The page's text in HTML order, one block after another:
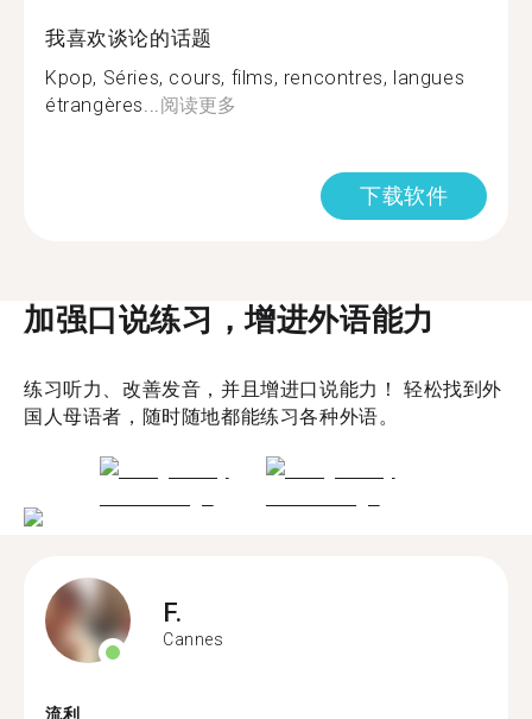
我喜欢谈论的话题
Kpop, Séries, cours, films, rencontres, langues
étrangères... 阅读更多
下载软件
加强口说练习，增进外语能力
练习听力、改善发音，并且增进口说能力！ 轻松找到外
国人母语者，随时随地都能练习各种外语。
F.
Cannes
流利